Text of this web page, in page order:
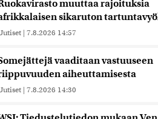
muuttaa rajoituksia
sikaruton
| 7.8.2026 14:57
vaaditaan vastuuseen
aiheuttamisesta
| 7.8.2026 14:30